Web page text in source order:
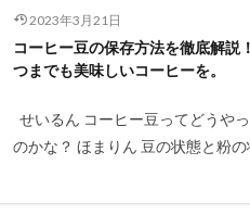
2023年3月21日
コーヒー豆の保存方法を徹底解説
つまでも美味しいコーヒーを。
せいるん コーヒー豆ってどうや
のかな？ ほまりん 豆の状態と粉